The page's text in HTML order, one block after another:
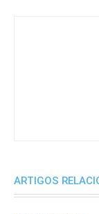
ARTIGOS